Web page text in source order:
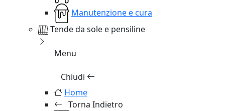
Manutenzione e cura
Tende da sole e pensiline
Menu
Chiudi
Home
Torna Indietro